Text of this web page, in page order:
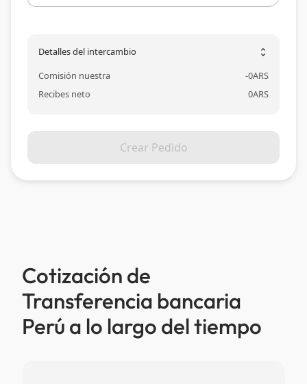
Detalles del intercambio unfold_more
Comisión nuestra -0ARS
Recibes neto
0ARS
Crear Pedido
Cotización de
Transferencia bancaria
Perú a lo largo del tiempo